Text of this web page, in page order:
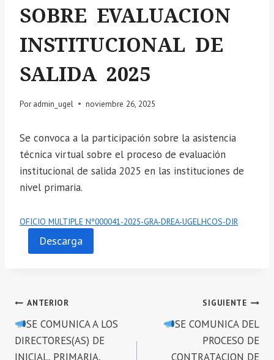
SOBRE EVALUACION
INSTITUCIONAL DE
SALIDA 2025
Por admin_ugel noviembre 26, 2025
Se convoca a la participación sobre la asistencia
técnica virtual sobre el proceso de evaluación
institucional de salida 2025 en las instituciones de
nivel primaria.
OFICIO MULTIPLE Nº000041-2025-GRA-DREA-UGELHCOS-DIR
Descarga
Navegación
de
ANTERIOR
SE COMUNICA A LOS
DIRECTORES(AS) DE
INICIAL, PRIMARIA,
SIGUIENTE
SE COMUNICA DEL
PROCESO DE
CONTRATACION DE